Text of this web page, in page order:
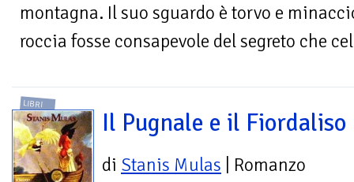
montagna. Il suo sguardo è torvo e
roccia fosse consapevole del segreto che
LIBRI
Il Pugnale e il Fiordaliso
di Stanis Mulas | Romanzo